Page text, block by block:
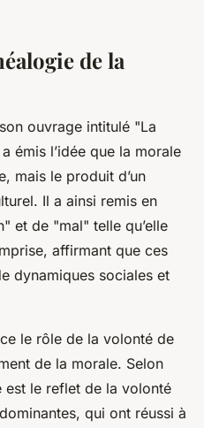
de la
ouvrage intitulé "La
émis l’idée que la morale
mais le produit d’un
Il a ainsi remis en
et de "mal" telle qu’elle
affirmant que ces
dynamiques sociales et
le rôle de la volonté de
de la morale. Selon
est le reflet de la volonté
qui ont réussi à